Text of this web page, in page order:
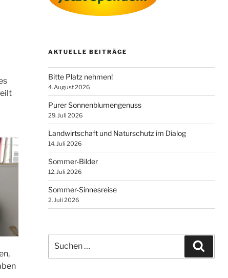
AKTUELLE BEITRÄGE
Bitte Platz nehmen!
4. August 2026
Purer Sonnenblumengenuss
29. Juli 2026
Landwirtschaft und Naturschutz im Dialog
14. Juli 2026
Sommer-Bilder
12. Juli 2026
Sommer-Sinnesreise
2. Juli 2026
nach: